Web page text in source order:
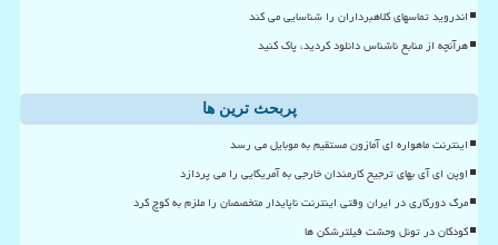
اندروید تماسهای کلاهبرداران را شناسایی می کند
هرآنچه از منابع ناشناس دانلود کردید، پاک کنید
پربحث ترین ها
اینترنت ماهواره ای آمازون مستقیم به موبایل می رسد
اوپن ای آی بهای ترجیح کارمندان خارجی به آمریکایی را می پردازد
مرگ دورکاری در ایران وقتی اینترنت ناپایدار متخصصان را ملزم به کوچ کرد
کودکان در تونل وحشت فیلترشکن ها